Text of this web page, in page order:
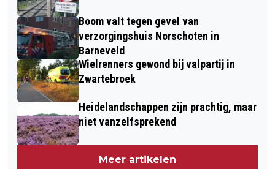
Boom valt tegen gevel van
verzorgingshuis Norschoten in
Barneveld
Wielrenners gewond bij valpartij in
Zwartebroek
Heidelandschappen zijn prachtig, maar
niet vanzelfsprekend
Meer artikelen